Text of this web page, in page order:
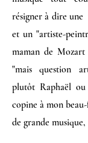
résigner à dire une
et un "artiste-
maman de
"mais question
plutôt Raphaël
copine à mon
de grande